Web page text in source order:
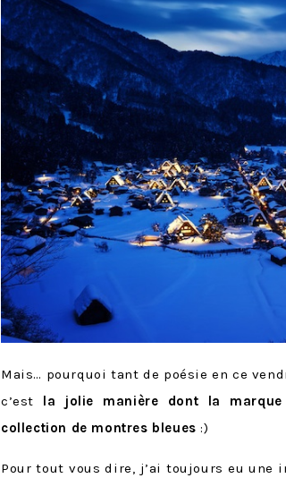
Mais… pourquoi tant de poésie en ce
c’est la jolie manière dont la
collection de montres bleues :)
Pour tout vous dire, j’ai toujours eu une